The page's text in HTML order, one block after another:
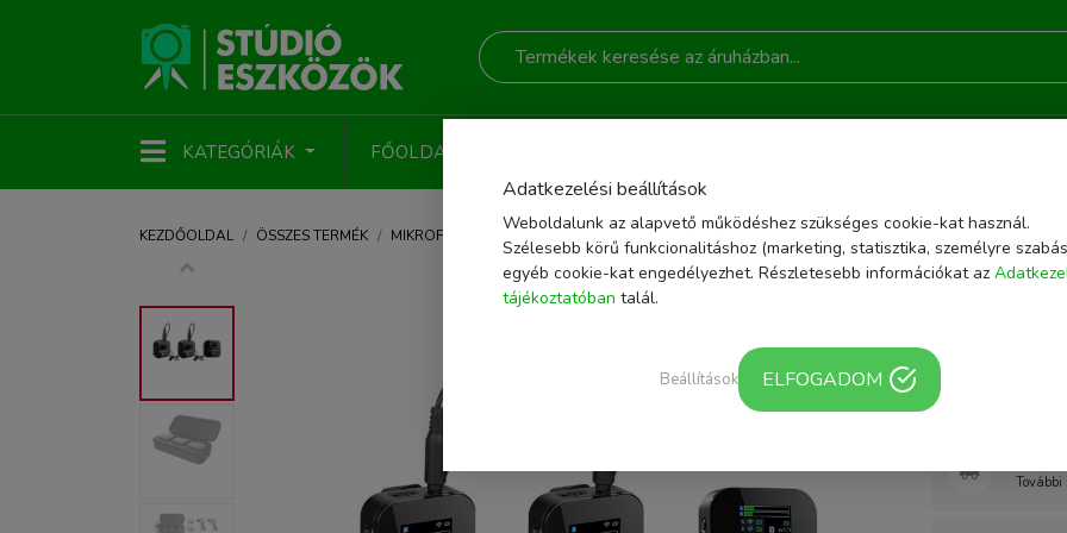
KATEGÓRIÁK FŐOLDAL
KEZDŐOLDAL ÖSSZES TERMÉK MIKROFON VEZETÉK NÉLKÜLI MIKROFONOK SARAMONIC BLINK 900 B2 VEZETÉKNÉLKÜLI
Cikkszám:
További
Adatkezelési beállítások
Weboldalunk az alapvető működéshez szükséges cookie-kat használ.
Szélesebb körű funkcionalitáshoz (marketing, statisztika, személyre
egyéb cookie-kat engedélyezhet. Részletesebb információkat az
tájékoztatóban talál.
Beállítások ELFOGADOM